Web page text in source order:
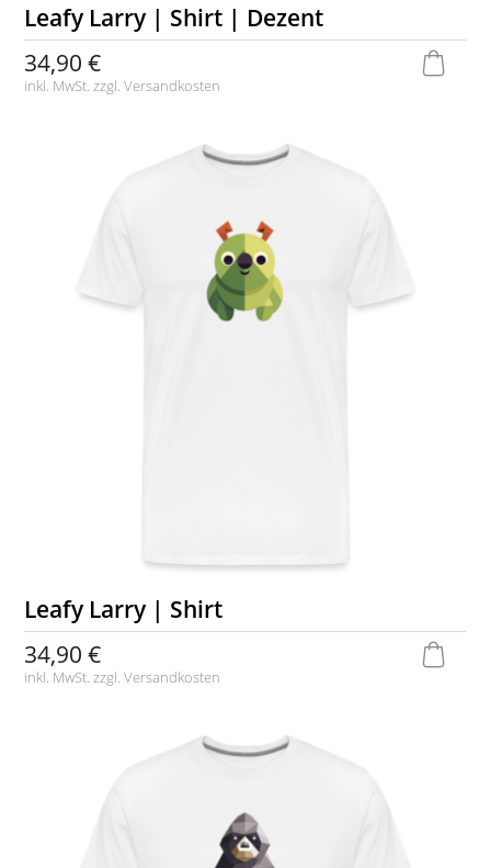
Leafy Larry | Shirt | Dezent
34,90 €
inkl. MwSt. zzgl.Versandkosten
Leafy Larry | Shirt
34,90 €
inkl. MwSt. zzgl.Versandkosten